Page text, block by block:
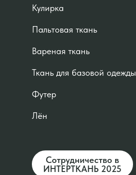
Кулирка
Пальтовая ткань
Вареная ткань
Ткань для базовой одежды
Футер
Лён
Сотрудничество в
ИНТЕРТКАНЬ 2025